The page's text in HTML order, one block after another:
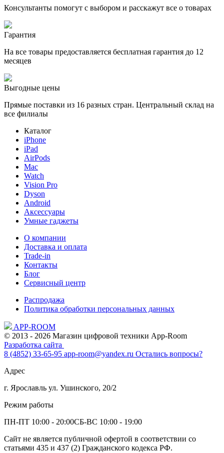
Консультанты помогут с выбором и расскажут все о товарах
Гарантия
На все товары предоставляется бесплатная гарантия до 12
месяцев
Выгодные цены
Прямые поставки из 16 разных стран. Центральный склад на
все филиалы
Каталог
iPhone
iPad
AirPods
Mac
Watch
Vision Pro
Dyson
Android
Аксессуары
Умные гаджеты
О компании
Доставка и оплата
Trade-in
Контакты
Блог
Сервисный центр
Распродажа
Политика обработки персональных данных
APP-ROOM
© 2013 - 2026 Магазин цифровой техники App-Room
Разработка сайта
8 (4852) 33-65-95 app-room@yandex.ru Остались вопросы?
Адрес
г. Ярославль ул. Ушинского, 20/2
Режим работы
ПН-ПТ 10:00 - 20:00СБ-ВС 10:00 - 19:00
Сайт не является публичной офертой в соответствии со
статьями 435 и 437 (2) Гражданского кодекса РФ.